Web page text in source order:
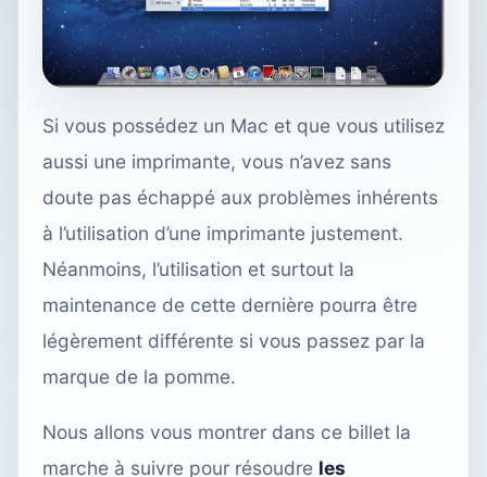
Si vous possédez un Mac et que vous utilisez
aussi une imprimante, vous n’avez sans
doute pas échappé aux problèmes inhérents
à l’utilisation d’une imprimante justement.
Néanmoins, l’utilisation et surtout la
maintenance de cette dernière pourra être
légèrement différente si vous passez par la
marque de la pomme.
Nous allons vous montrer dans ce billet la
marche à suivre pour résoudre les